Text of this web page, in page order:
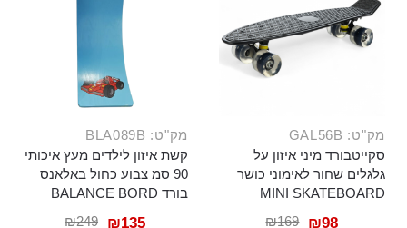
מק"ט: GAL56B
סקייטבורד מיני איזון על
גלגלים שחור לאימוני כושר
MINI SKATEBOARD
₪169 ₪98
מק"ט: BLA089B
קשת איזון לילדים מעץ איכותי
90 סמ צבוע כחול באלאנס
בורד BALANCE BORD
₪249 ₪135